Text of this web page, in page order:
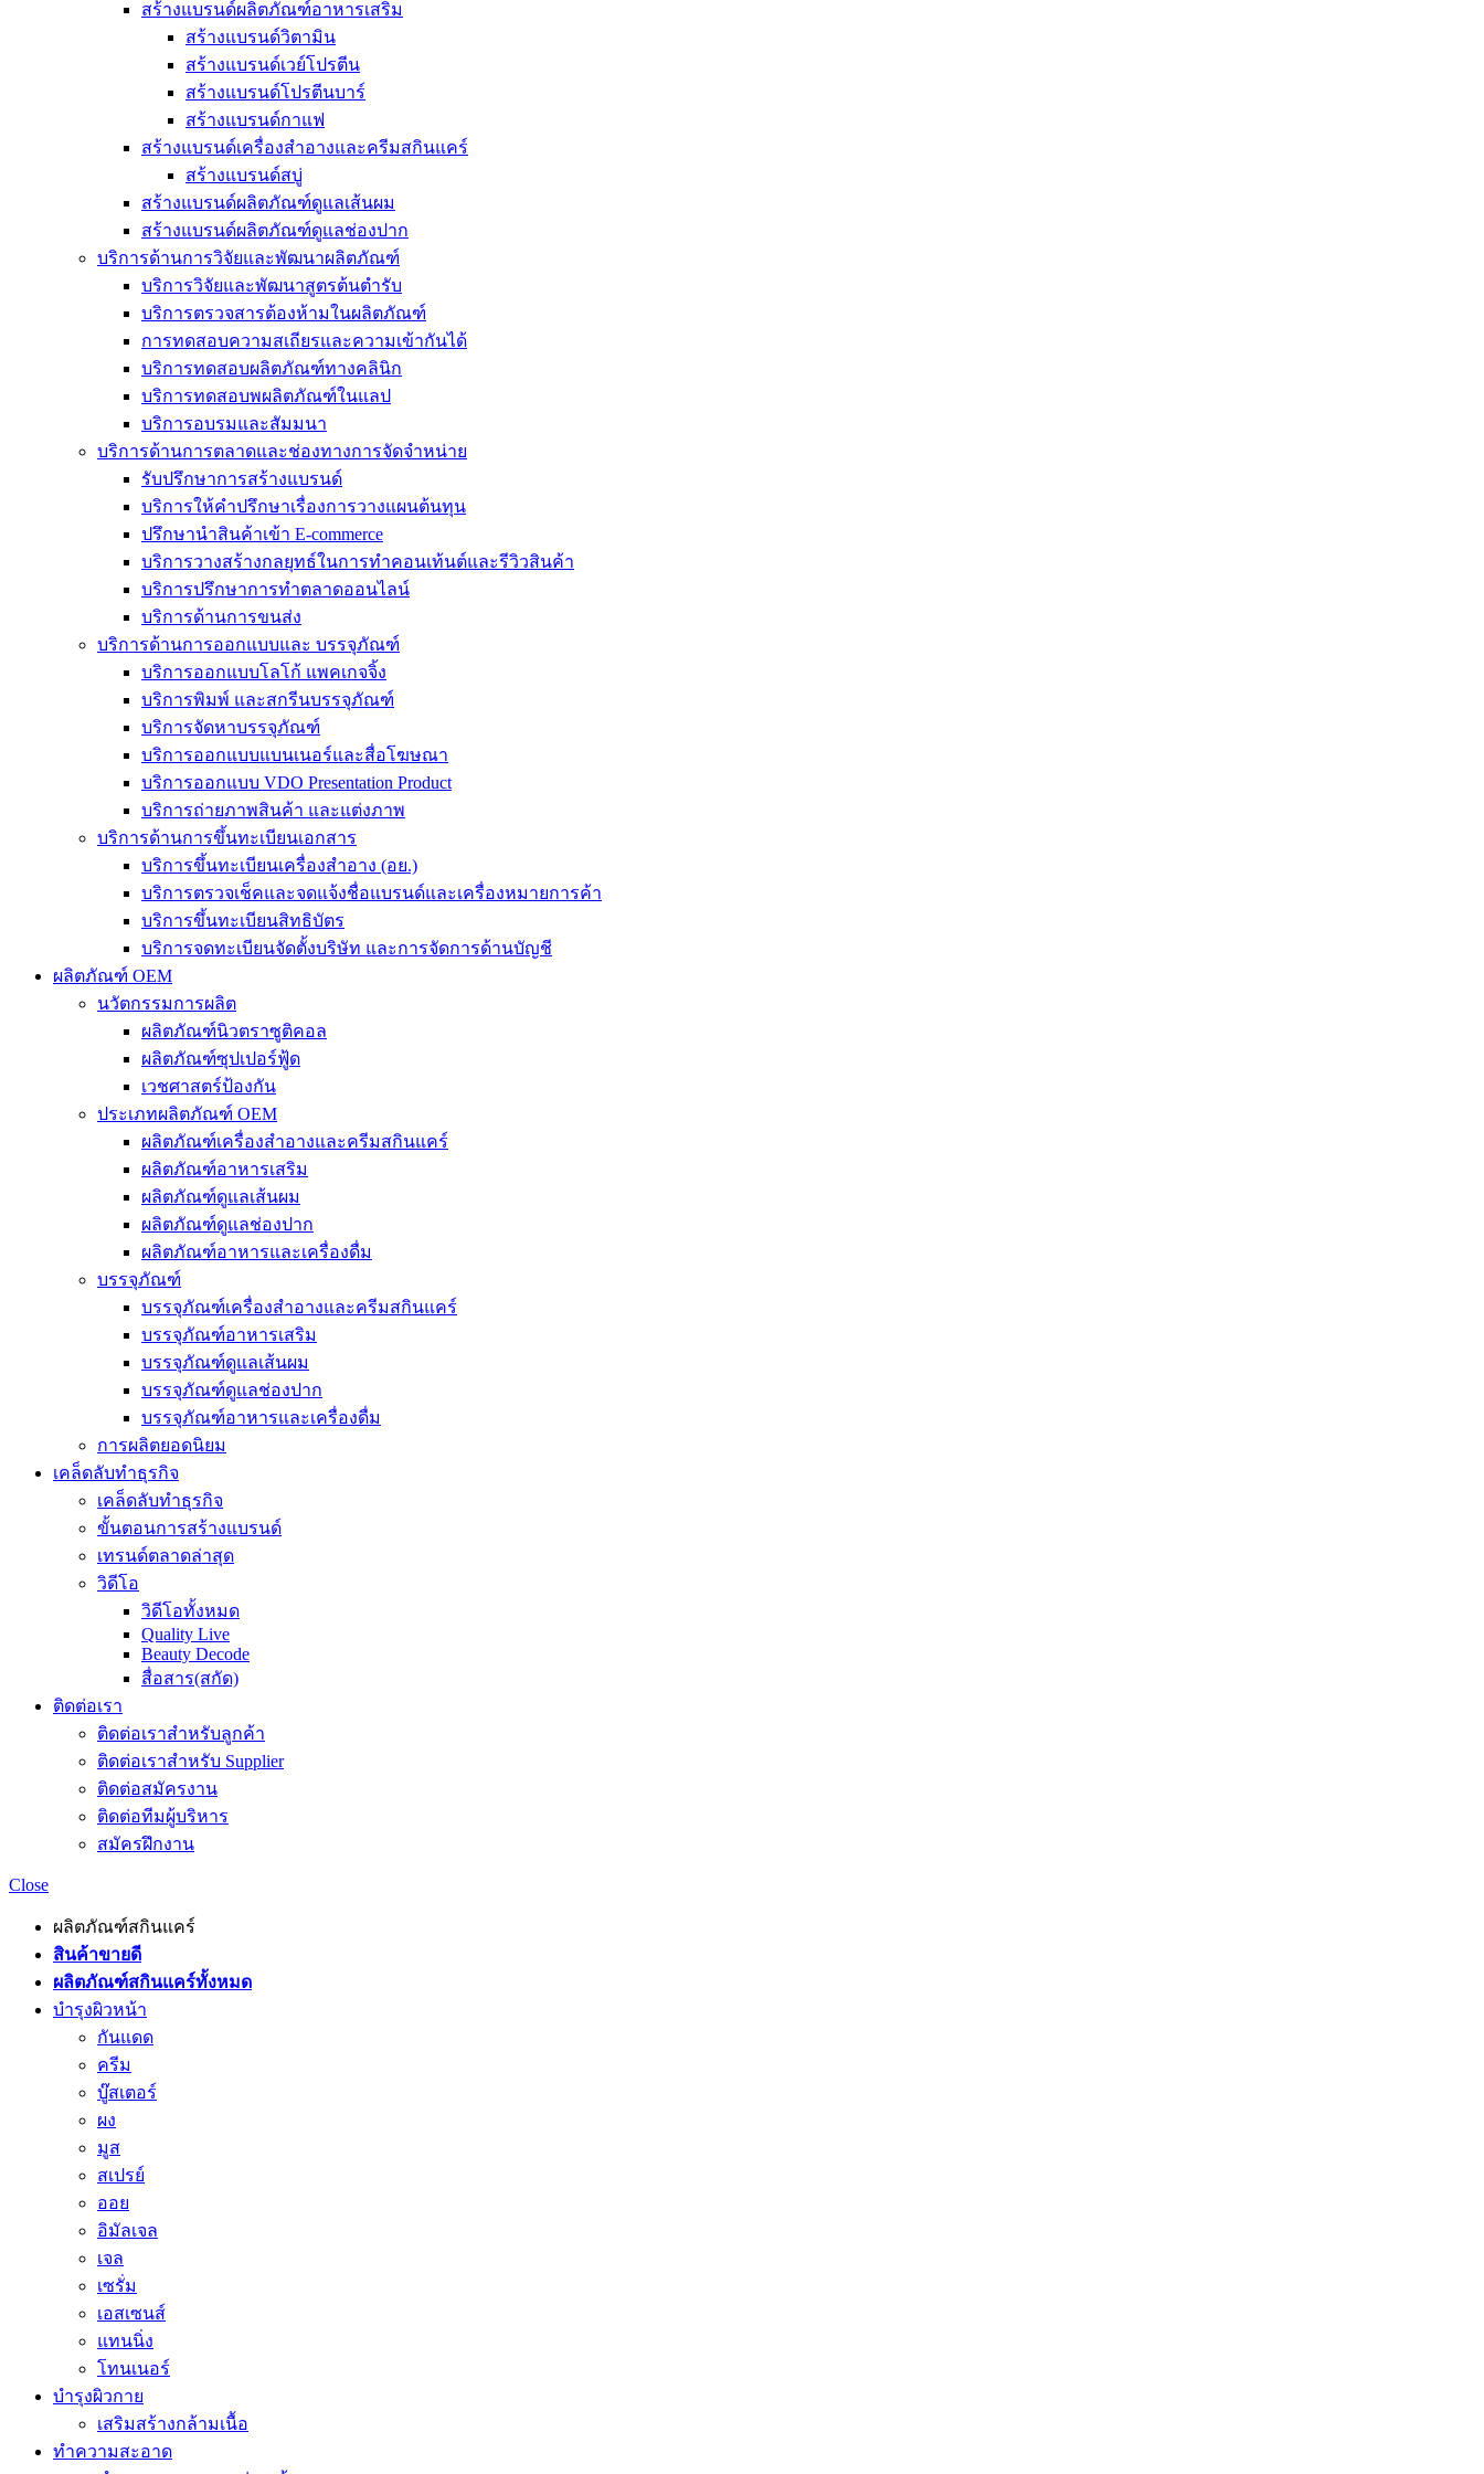
สร้างแบรนด์ผลิตภัณฑ์อาหารเสริม
สร้างแบรนด์วิตามิน
สร้างแบรนด์เวย์โปรตีน
สร้างแบรนด์โปรตีนบาร์
สร้างแบรนด์กาแฟ
สร้างแบรนด์เครื่องสำอางและครีมสกินแคร์
สร้างแบรนด์สบู่
สร้างแบรนด์ผลิตภัณฑ์ดูแลเส้นผม
สร้างแบรนด์ผลิตภัณฑ์ดูแลช่องปาก
บริการด้านการวิจัยและพัฒนาผลิตภัณฑ์
บริการวิจัยและพัฒนาสูตรต้นตำรับ
บริการตรวจสารต้องห้ามในผลิตภัณฑ์
การทดสอบความสเถียรและความเข้ากันได้
บริการทดสอบผลิตภัณฑ์ทางคลินิก
บริการทดสอบพผลิตภัณฑ์ในแลป
บริการอบรมและสัมมนา
บริการด้านการตลาดและช่องทางการจัดจำหน่าย
รับปรึกษาการสร้างแบรนด์
บริการให้คำปรึกษาเรื่องการวางแผนต้นทุน
ปรึกษานำสินค้าเข้า E-commerce
บริการวางสร้างกลยุทธ์ในการทำคอนเท้นต์และรีวิวสินค้า
บริการปรึกษาการทำตลาดออนไลน์
บริการด้านการขนส่ง
บริการด้านการออกแบบและ บรรจุภัณฑ์
บริการออกแบบโลโก้ แพคเกจจิ้ง
บริการพิมพ์ และสกรีนบรรจุภัณฑ์
บริการจัดหาบรรจุภัณฑ์
บริการออกแบบแบนเนอร์และสื่อโฆษณา
บริการออกแบบ VDO Presentation Product
บริการถ่ายภาพสินค้า และแต่งภาพ
บริการด้านการขึ้นทะเบียนเอกสาร
บริการขึ้นทะเบียนเครื่องสำอาง (อย.)
บริการตรวจเช็คและจดแจ้งชื่อแบรนด์และเครื่องหมายการค้า
บริการขึ้นทะเบียนสิทธิบัตร
บริการจดทะเบียนจัดตั้งบริษัท และการจัดการด้านบัญชี
ผลิตภัณฑ์ OEM
นวัตกรรมการผลิต
ผลิตภัณฑ์นิวตราซูติคอล
ผลิตภัณฑ์ซุปเปอร์ฟู้ด
เวชศาสตร์ป้องกัน
ประเภทผลิตภัณฑ์ OEM
ผลิตภัณฑ์เครื่องสำอางและครีมสกินแคร์
ผลิตภัณฑ์อาหารเสริม
ผลิตภัณฑ์ดูแลเส้นผม
ผลิตภัณฑ์ดูแลช่องปาก
ผลิตภัณฑ์อาหารและเครื่องดื่ม
บรรจุภัณฑ์
บรรจุภัณฑ์เครื่องสำอางและครีมสกินแคร์
บรรจุภัณฑ์อาหารเสริม
บรรจุภัณฑ์ดูแลเส้นผม
บรรจุภัณฑ์ดูแลช่องปาก
บรรจุภัณฑ์อาหารและเครื่องดื่ม
การผลิตยอดนิยม
เคล็ดลับทำธุรกิจ
เคล็ดลับทำธุรกิจ
ขั้นตอนการสร้างแบรนด์
เทรนด์ตลาดล่าสุด
วิดีโอ
วิดีโอทั้งหมด
Quality Live
Beauty Decode
สื่อสาร(สกัด)
ติดต่อเรา
ติดต่อเราสำหรับลูกค้า
ติดต่อเราสำหรับ Supplier
ติดต่อสมัครงาน
ติดต่อทีมผู้บริหาร
สมัครฝึกงาน
Close
ผลิตภัณฑ์สกินแคร์
สินค้าขายดี
ผลิตภัณฑ์สกินแคร์ทั้งหมด
บำรุงผิวหน้า
กันแดด
ครีม
บู๊สเตอร์
ผง
มูส
สเปรย์
ออย
อิมัลเจล
เจล
เซรั่ม
เอสเซนส์
แทนนิ่ง
โทนเนอร์
บำรุงผิวกาย
เสริมสร้างกล้ามเนื้อ
ทำความสะอาด